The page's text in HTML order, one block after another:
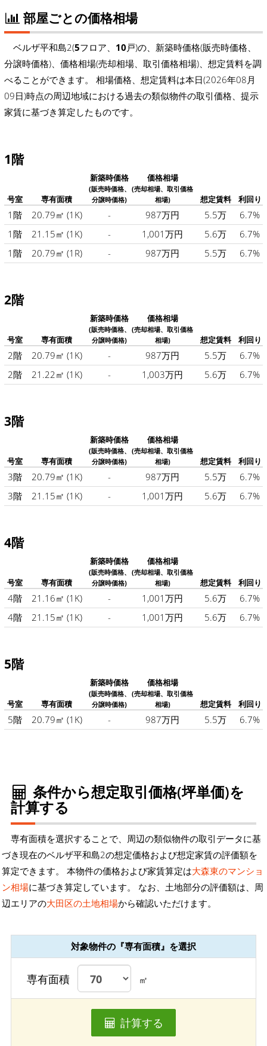
部屋ごとの価格相場
ベルザ平和島2(5フロア、 10戸)の、新築時価格(販売時価格、
分譲時価格)、価格相場(売却相場、取引価格相場)、想定賃料を調
べることができます。 相場価格、想定賃料は本日(2026年08月
09日)時点の周辺地域における過去の類似物件の取引価格、提示
家賃に基づき算定したものです。
1階
号室 専有面積
新築時価格
(販売時価格、
分譲時価格)
価格相場
(売却相場、取引価格
相場)
想定賃料 利回り
1階 20.79㎡ (1K) - 987万円 5.5万
6.7%
1階
21.15㎡ (1K) - 1,001万円 5.6万
6.7%
1階
20.79㎡ (1R) - 987万円 5.5万 6.7%
2階
号室 専有面積
新築時価格
(販売時価格、
分譲時価格)
価格相場
(売却相場、取引価格
相場)
想定賃料 利回り
2階 20.79㎡ (1K) - 987万円 5.5万
6.7%
2階
21.22㎡ (1K) - 1,003万円 5.6万 6.7%
3階
号室 専有面積
新築時価格
(販売時価格、
分譲時価格)
価格相場
(売却相場、取引価格
相場)
想定賃料 利回り
3階 20.79㎡ (1K) - 987万円 5.5万
6.7%
3階
21.15㎡ (1K) - 1,001万円 5.6万 6.7%
4階
号室 専有面積
新築時価格
(販売時価格、
分譲時価格)
価格相場
(売却相場、取引価格
相場)
想定賃料 利回り
4階 21.16㎡ (1K) - 1,001万円 5.6万
6.7%
4階
21.15㎡ (1K) - 1,001万円 5.6万 6.7%
5階
号室 専有面積
新築時価格
(販売時価格、
分譲時価格)
価格相場
(売却相場、取引価格
相場)
想定賃料 利回り
5階 20.79㎡ (1K) - 987万円 5.5万 6.7%
条件から想定取引価格(坪単価)を
計算する
専有面積を選択することで、周辺の類似物件の取引データに基
づき現在のベルザ平和島2の想定価格および想定家賃の評価額を
算定できます。 本物件の価格および家賃算定は大森東のマンショ
ン相場に基づき算定しています。 なお、土地部分の評価額は、周
辺エリアの大田区の土地相場から確認いただけます。
対象物件の『専有面積』を選択
専有面積 ㎡
計算する